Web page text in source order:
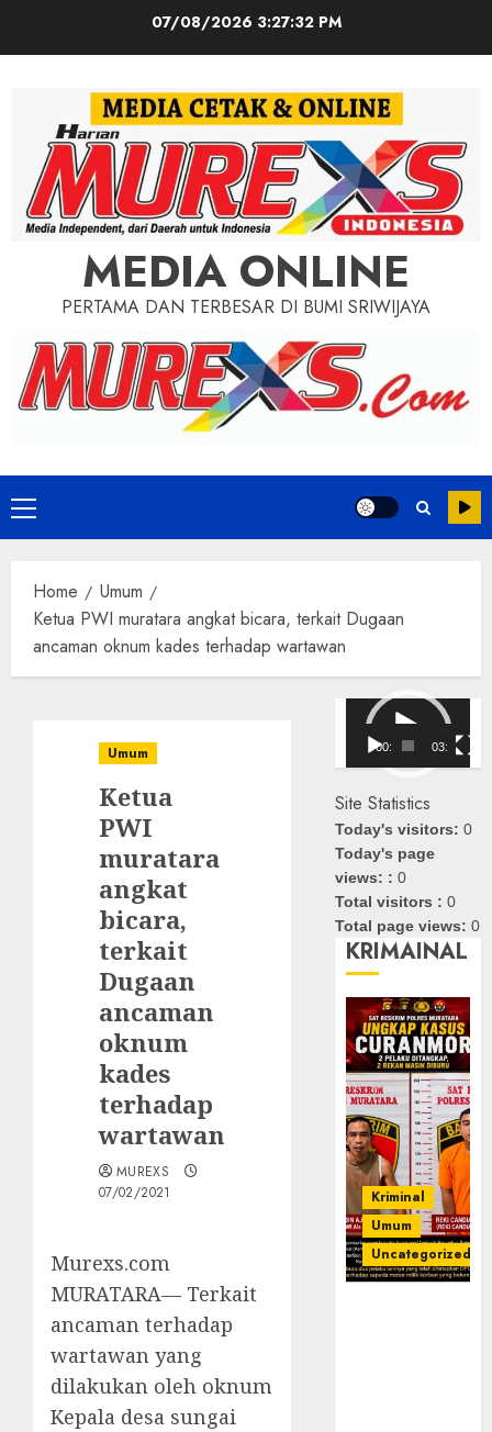
07/08/2026 3:27:34 PM
MEDIA ONLINE
PERTAMA DAN TERBESAR DI BUMI SRIWIJAYA
Primary
Menu
Home
Umum
Ketua PWI muratara angkat bicara, terkait Dugaan
ancaman oknum kades terhadap wartawan
Umum
Ketua
PWI
muratara
angkat
bicara,
terkait
Dugaan
ancaman
oknum
kades
terhadap
wartawan
MUREXS
07/02/2021
Murexs.com
MURATARA— Terkait
ancaman terhadap
wartawan yang
dilakukan oleh oknum
Kepala desa sungai
Pemutar
Video
00:00 03:08
Site Statistics
Today's visitors:0
Today's page
views: :0
Total visitors :0
Total page views:0
KRIMAINAL
Kriminal
Umum
Uncategorized